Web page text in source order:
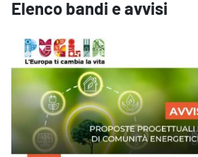
Elenco bandi e avvisi